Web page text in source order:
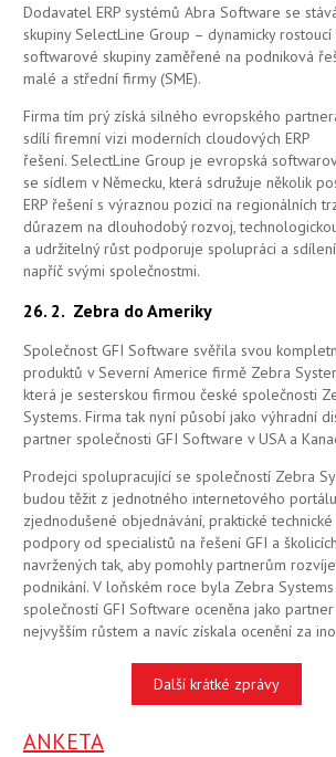
Dodavatel ERP systémů Abra Software se
skupiny SelectLine Group – dynamicky
softwarové skupiny zaměřené na podniková
malé a střední firmy (SME).
Firma tím prý získá silného evropského
sdílí firemní vizi moderních cloudových ERP
řešení. SelectLine Group je evropská
se sídlem v Německu, která sdružuje několik
ERP řešení s výraznou pozicí na regionálních
důrazem na dlouhodobý rozvoj,
a udržitelný růst podporuje spolupráci a
napříč svými společnostmi.
26. 2. Zebra do Ameriky
Společnost GFI Software svěřila svou
produktů v Severní Americe firmě Zebra
která je sesterskou firmou české společnosti
Systems. Firma tak nyní působí jako výhradní
partner společnosti GFI Software v USA a
Prodejci spolupracující se společností Zebra
budou těžit z jednotného internetového
zjednodušené objednávání, praktické
podpory od specialistů na řešení GFI a
navržených tak, aby pomohly partnerům
podnikání. V loňském roce byla Zebra Systems
společností GFI Software oceněna jako partner
nejvyšším růstem a navíc získala ocenění za
Další krátké zprávy
ANKETA